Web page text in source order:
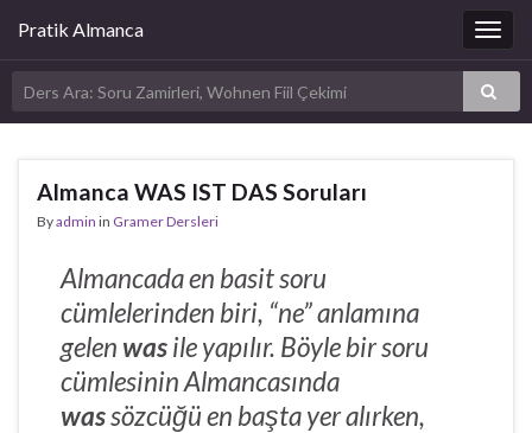
Pratik Almanca
Almanca WAS IST DAS Soruları
Byadmin in Gramer Dersleri
Almancada en basit soru
cümlelerinden biri, “ne” anlamına
gelen wasile yapılır. Böyle bir soru
cümlesinin Almancasında
wassözcüğü en başta yer alırken,